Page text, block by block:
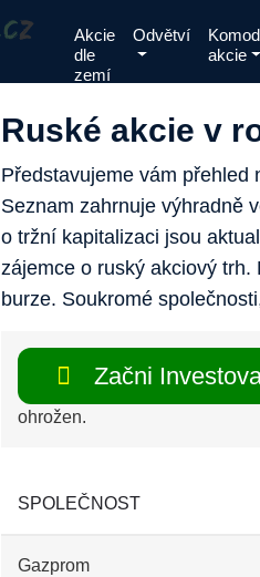
Akcie
dle
zemí
Odvětví
akcie
Ruské akcie v
Představujeme vám přehled
Seznam zahrnuje výhradně
o tržní kapitalizaci jsou
zájemce o ruský akciový
burze. Soukromé
Začni
ohrožen.
SPOLEČNOST
Gazprom